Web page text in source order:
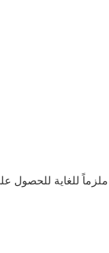
كنت ملزماً للغاية